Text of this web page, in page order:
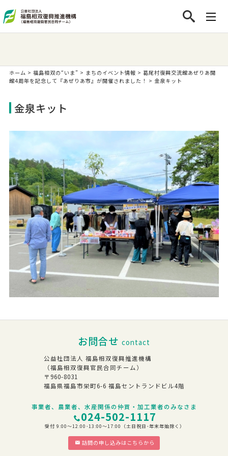
ホーム > 福島相双の“いま” > まちのイベント情報 > 葛尾村復興交流館あぜりあ開
館4周年を記念して『あぜりあ市』が開催されました！ > 金泉キット
金泉キット
お問合せ contact
公益社団法人 福島相双復興推進機構
（福島相双復興官民合同チーム）
〒960-8031
福島県福島市栄町6-6 福島セントランドビル4階
事業者、農業者、水産関係の仲買・加工業者のみなさま
024-502-1117
受付 9:00～12:00･13:00～17:00（土日祝日･年末年始除く）
訪問の申し込みはこちらから